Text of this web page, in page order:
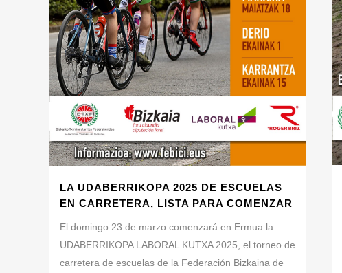
LA UDABERRIKOPA 2025 DE ESCUELAS
EN CARRETERA, LISTA PARA COMENZAR
El domingo 23 de marzo comenzará en Ermua la
UDABERRIKOPA LABORAL KUTXA 2025, el torneo de
carretera de escuelas de la Federación Bizkaina de